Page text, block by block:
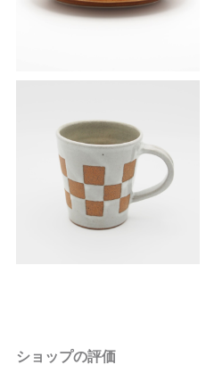
ショップの評価